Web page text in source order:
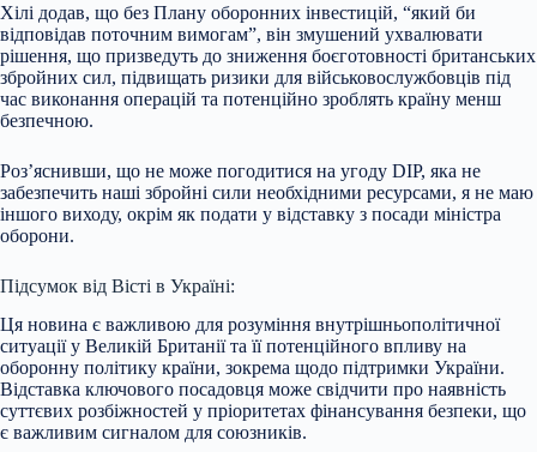
Хілі додав, що без Плану оборонних інвестицій, “який би
відповідав поточним вимогам”, він змушений ухвалювати
рішення, що призведуть до зниження боєготовності британських
збройних сил, підвищать ризики для військовослужбовців під
час виконання операцій та потенційно зроблять країну менш
безпечною.
Роз’яснивши, що не може погодитися на угоду DIP, яка не
забезпечить наші збройні сили необхідними ресурсами, я не маю
іншого виходу, окрім як подати у відставку з посади міністра
оборони.
Підсумок від Вісті в Україні:
Ця новина є важливою для розуміння внутрішньополітичної
ситуації у Великій Британії та її потенційного впливу на
оборонну політику країни, зокрема щодо підтримки України.
Відставка ключового посадовця може свідчити про наявність
суттєвих розбіжностей у пріоритетах фінансування безпеки, що
є важливим сигналом для союзників.